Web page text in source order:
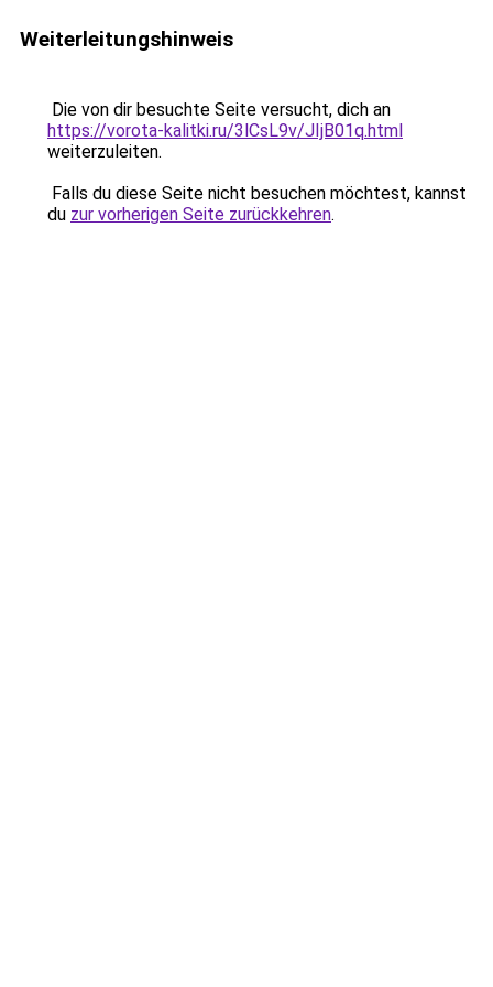
Weiterleitungshinweis
Die von dir besuchte Seite versucht, dich an
https://vorota-kalitki.ru/3lCsL9v/JIjB01q.html
weiterzuleiten.
Falls du diese Seite nicht besuchen möchtest, kannst
du zur vorherigen Seite zurückkehren.